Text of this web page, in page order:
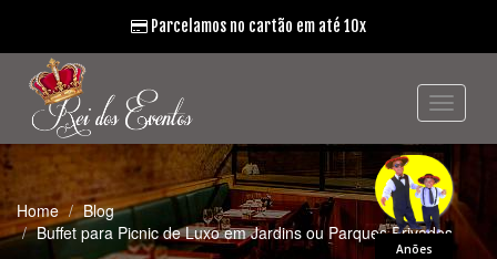
Anões
Parcelamos no cartão em até 10x
Home
Blog
Buffet para Picnic de Luxo em Jardins ou Parques Privados